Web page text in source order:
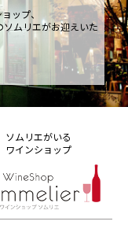
ップ、
ムリエがお迎えいた
ソムリエがいる
ワインショップ